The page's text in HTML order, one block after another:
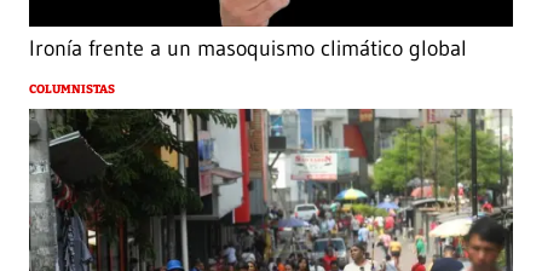
Ironía frente a un masoquismo climático global
COLUMNISTAS